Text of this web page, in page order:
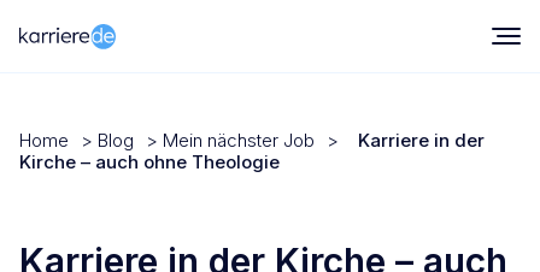
Home > Blog > Mein nächster Job >
Karriere in der
Kirche – auch ohne Theologie
Karriere in der Kirche – auch